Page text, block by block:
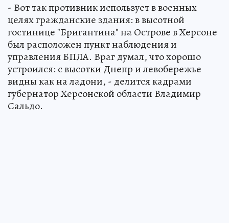
- Вот так противник использует в военных
целях гражданские здания: в высотной
гостинице "Бригантина" на Острове в Херсоне
был расположен пункт наблюдения и
управления БПЛА. Враг думал, что хорошо
устроился: с высотки Днепр и левобережье
видны как на ладони, - делится кадрами
губернатор Херсонской области Владимир
Сальдо.